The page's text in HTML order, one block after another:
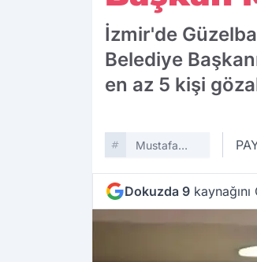
İzmir'de
Belediye
en az 5 kişi
Mustafa
Dokuzda 9